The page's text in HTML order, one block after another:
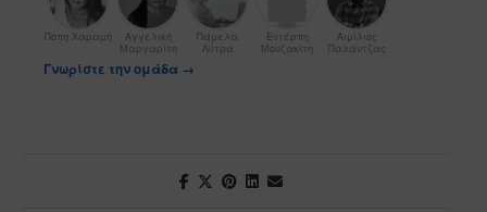
Πόπη Χαραμή
Αγγελική
Μαργαρίτη
Πάμελα
Λύτρα
Ευτέρπη
Μουζακίτη
Αιμίλιος
Παλάντζας
Γνωρίστε την ομάδα →